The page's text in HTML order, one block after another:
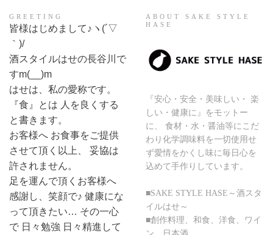
GREETING
皆様はじめまして♪ヽ(´▽
｀)/
酒スタイルはせの長谷川で
すm(__)m
はせは、私の愛称です。
『食』とは 人を良くする
と書きます。
お客様へ お食事をご提供
させて頂く以上、 妥協は
許されません。
足を運んで頂くお客様へ
感謝し、笑顔で♪ 健康にな
って頂きたい… その一心
で 日々勉強 日々精進して
ABOUT SAKE STYLE
HASE
『安心・安全・美味しい・ 楽
しい・健康に』をモットー
に、 食材・水・醤油等にこだ
わり化学調味料を一切使用せ
ず愛情をかくし味に毎日心を
込めて手作りしています。
■SAKE STYLE HASE～酒スタ
イルはせ～
■創作料理、和食、洋食、ワイ